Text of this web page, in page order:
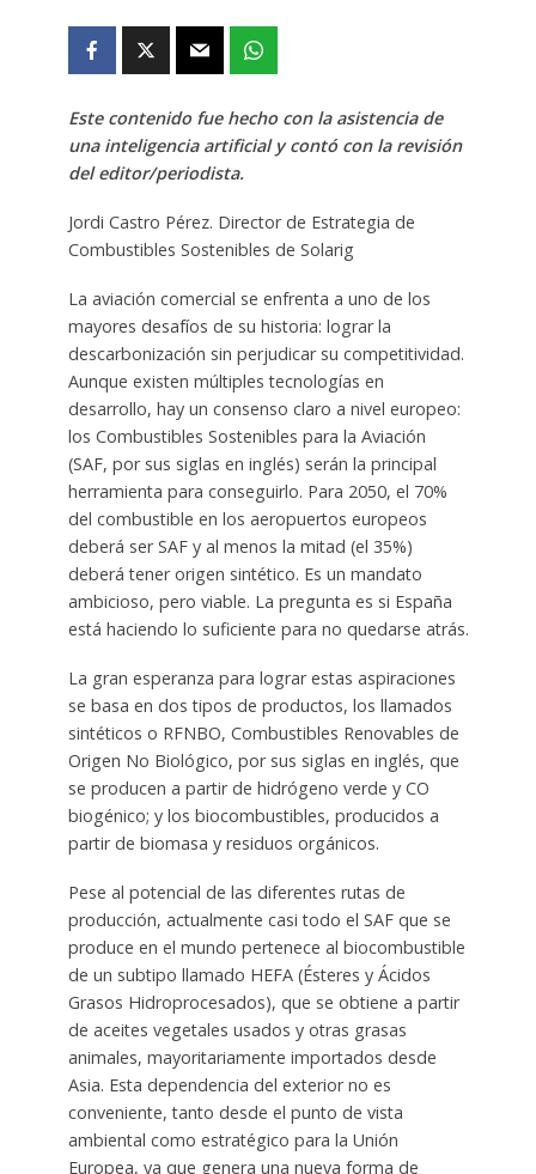
Este contenido fue hecho con la asistencia de
una inteligencia artificial y contó con la revisión
del editor/periodista.
Jordi Castro Pérez. Director de Estrategia de
Combustibles Sostenibles de Solarig
La aviación comercial se enfrenta a uno de los
mayores desafíos de su historia: lograr la
descarbonización sin perjudicar su competitividad.
Aunque existen múltiples tecnologías en
desarrollo, hay un consenso claro a nivel europeo:
los Combustibles Sostenibles para la Aviación
(SAF, por sus siglas en inglés) serán la principal
herramienta para conseguirlo. Para 2050, el 70%
del combustible en los aeropuertos europeos
deberá ser SAF y al menos la mitad (el 35%)
deberá tener origen sintético. Es un mandato
ambicioso, pero viable. La pregunta es si España
está haciendo lo suficiente para no quedarse atrás.
La gran esperanza para lograr estas aspiraciones
se basa en dos tipos de productos, los llamados
sintéticos o RFNBO, Combustibles Renovables de
Origen No Biológico, por sus siglas en inglés, que
se producen a partir de hidrógeno verde y CO
biogénico; y los biocombustibles, producidos a
partir de biomasa y residuos orgánicos.
Pese al potencial de las diferentes rutas de
producción, actualmente casi todo el SAF que se
produce en el mundo pertenece al biocombustible
de un subtipo llamado HEFA (Ésteres y Ácidos
Grasos Hidroprocesados), que se obtiene a partir
de aceites vegetales usados y otras grasas
animales, mayoritariamente importados desde
Asia. Esta dependencia del exterior no es
conveniente, tanto desde el punto de vista
ambiental como estratégico para la Unión
Europea, ya que genera una nueva forma de